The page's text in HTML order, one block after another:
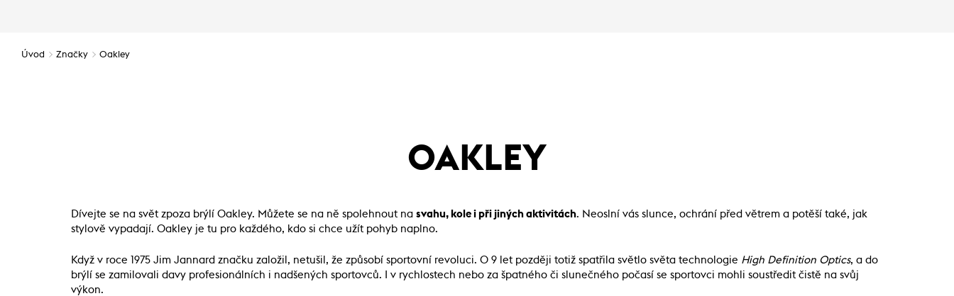
Úvod Značky Oakley
OAKLEY
Dívejte se na svět zpoza brýlí Oakley. Můžete se na ně spolehnout na svahu, kole i při jiných aktivitách. Neoslní vás slunce, ochrání před větrem a potěší také, jak
stylově vypadají. Oakley je tu pro každého, kdo si chce užít pohyb naplno.
Když v roce 1975 Jim Jannard značku založil, netušil, že způsobí sportovní revoluci. O 9 let později totiž spatřila světlo světa technologie High Definition Optics, a do
brýlí se zamilovali davy profesionálních i nadšených sportovců. I v rychlostech nebo za špatného či slunečného počasí se sportovci mohli soustředit čistě na svůj
výkon.